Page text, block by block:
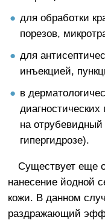
для обработки
порезов,
для
инъекцией,
в
на
гипергидрозе).
Существует еще
нанесение йодной
кожи. В данном
раздражающий